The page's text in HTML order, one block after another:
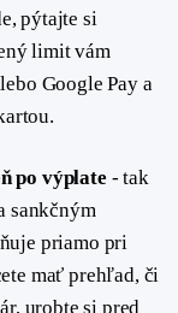
pýtajte si
limit vám
Google Pay a
po výplate - tak
sankčným
priamo pri
mať prehľad, či
urobte si pred